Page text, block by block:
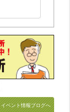
イベント情報ブログへ